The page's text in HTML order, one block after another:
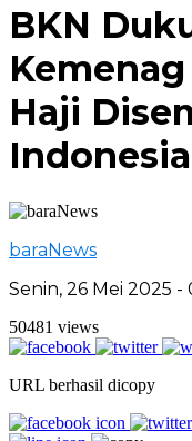
BKN
Haji
Indonesia
baraNews
Senin, 26 Mei 2025 -
50481 views
URL berhasil dicopy